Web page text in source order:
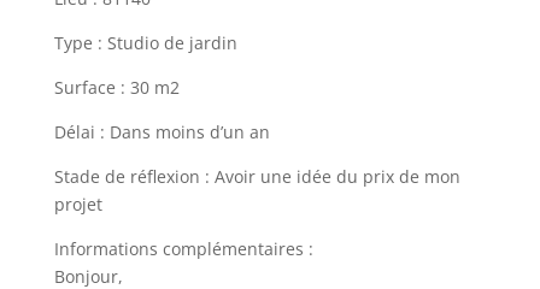
Type : Studio de jardin
Surface : 30 m2
Délai : Dans moins d’un an
Stade de réflexion : Avoir une idée du prix de mon
projet
Informations complémentaires :
Bonjour,